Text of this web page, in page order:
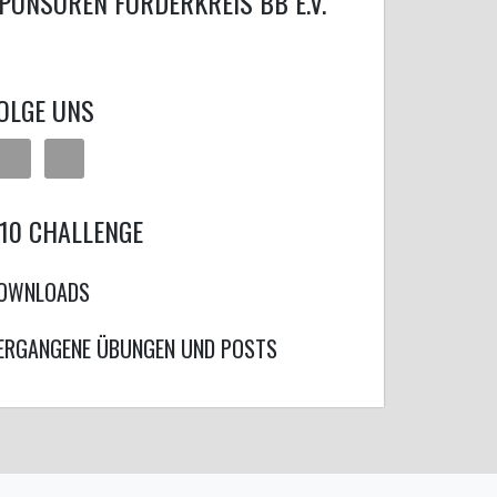
UNS
CHALLENGE
ÜBUNGEN UND POSTS